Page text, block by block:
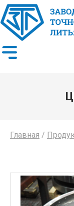
Главная /